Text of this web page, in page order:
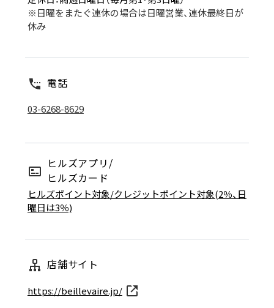
※日曜をまたぐ連休の場合は日曜営業、連休最終日が
休み
電話
03-6268-8629
ヒルズアプリ/
ヒルズカード
ヒルズポイント対象/クレジットポイント対象(2％、日
曜日は3％)
店舗サイト
https://beillevaire.jp/